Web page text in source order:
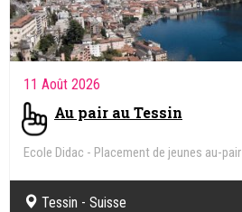
11 Août 2026
Au pair au Tessin
Ecole Didac - Placement de jeunes au-pair
Tessin - Suisse